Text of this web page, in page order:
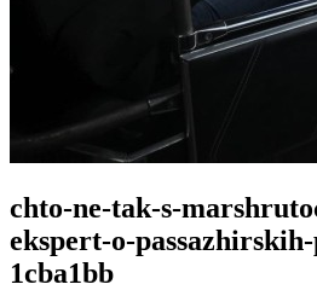
chto-ne-tak-s-
ekspert-o-
1cba1bb